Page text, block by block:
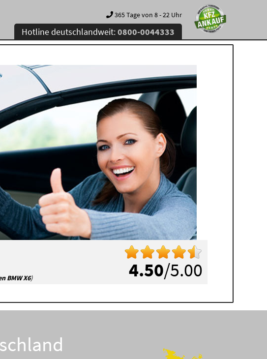
365 Tage von 8 - 22 Uhr
Hotline deutschlandweit:0800-0044333
4.50/5.00
BMW X6)